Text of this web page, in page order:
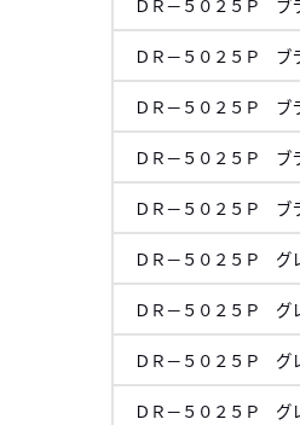
ＤＲ－５０２５Ｐ
ＤＲ－５０２５Ｐ
ＤＲ－５０２５Ｐ
ＤＲ－５０２５Ｐ
ＤＲ－５０２５Ｐ
ＤＲ－５０２５Ｐ
ＤＲ－５０２５Ｐ グ
ＤＲ－５０２５Ｐ グ
ＤＲ－５０２５Ｐ グ